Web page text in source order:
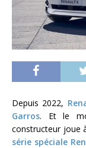
Depuis 2022,
Garros. Et le
constructeur joue
série spéciale